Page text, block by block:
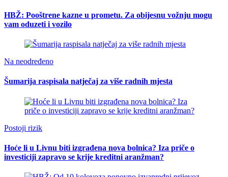
HBŽ: Pooštrene kazne u prometu. Za obijesnu vožnju mogu
vam oduzeti i vozilo
Na neodređeno
Šumarija raspisala natječaj za više radnih mjesta
Postoji rizik
Hoće li u Livnu biti izgrađena nova bolnica? Iza priče o
investiciji zapravo se krije kreditni aranžman?